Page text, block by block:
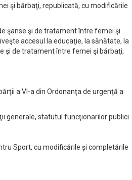
şi bărbaţi, republicată, cu modificările
şanse şi de tratament între femei şi
accesul la educaţie, la sănătate, la
şi de tratament între femei şi bărbaţi,
a VI-a din Ordonanţa de urgenţă a
generale, statutul funcţionarilor publici
Sport, cu modificările și completările